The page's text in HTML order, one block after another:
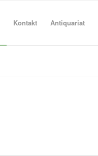
Kontakt Antiquariat